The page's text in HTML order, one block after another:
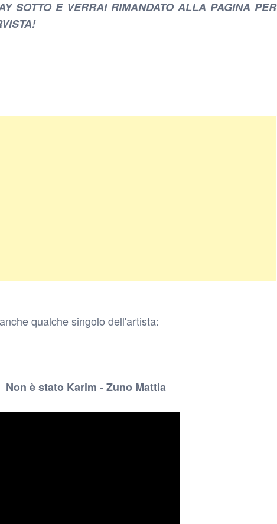
SOTTO E VERRAI RIMANDATO ALLA PAGINA PER
qualche singolo dell'artista:
Non è stato Karim - Zuno Mattia